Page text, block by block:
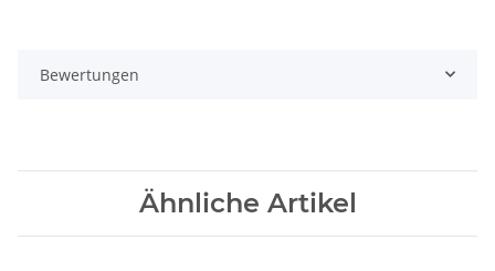
Bewertungen
Ähnliche Artikel